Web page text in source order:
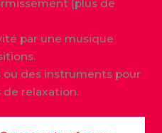
(plus de
par une musique
ou des instruments pour
relaxation.